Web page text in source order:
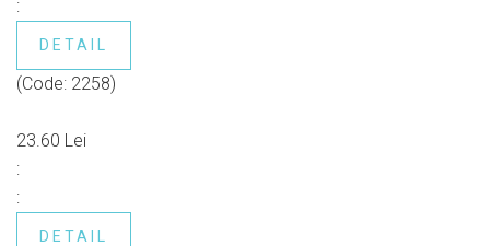
:
DETAIL
(Code: 2258)
23.60 Lei
:
:
DETAIL